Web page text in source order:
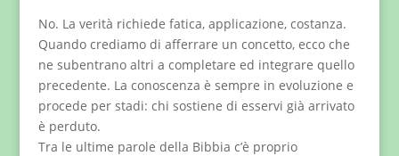
No. La verità richiede fatica, applicazione, costanza.
Quando crediamo di afferrare un concetto, ecco che
ne subentrano altri a completare ed integrare quello
precedente. La conoscenza è sempre in evoluzione e
procede per stadi: chi sostiene di esservi già arrivato
è perduto.
Tra le ultime parole della Bibbia c’è proprio